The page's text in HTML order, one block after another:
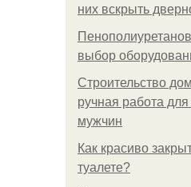
них вскрыть
выбор
Строительство
ручная работа
мужчин
Как красиво
туалете?